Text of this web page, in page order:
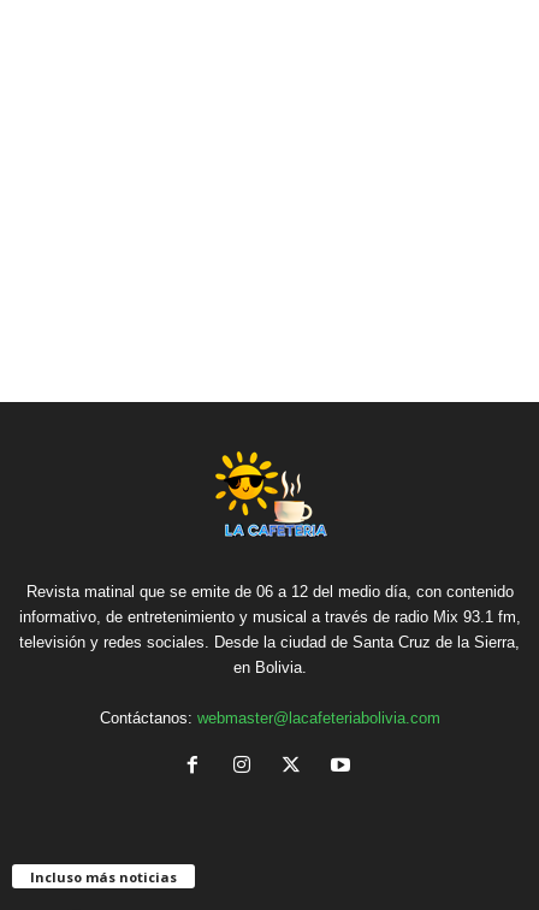
Revista matinal que se emite de 06 a 12 del medio día, con contenido
informativo, de entretenimiento y musical a través de radio Mix 93.1 fm,
televisión y redes sociales. Desde la ciudad de Santa Cruz de la Sierra,
en Bolivia.
Contáctanos: webmaster@lacafeteriabolivia.com
Incluso más noticias